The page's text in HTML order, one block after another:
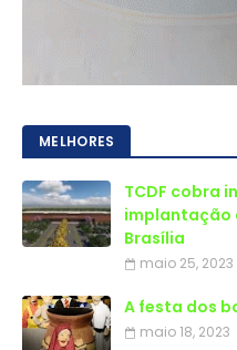
MELHORES
TCDF cobra
implantação
Brasília
maio 25, 2023
A festa dos
maio 18, 2023